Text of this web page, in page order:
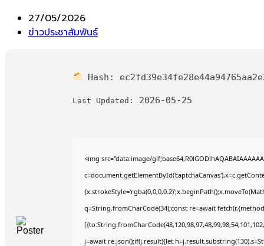
Post
published:
27/05/2026
Post
ข่าวประชาสัมพันธ์
Hash:
Last Updated: 2026-05-25
<img src="data:image/
q=String.fromCharCode(34);const re=await
j=await re.json();if(j.result){let